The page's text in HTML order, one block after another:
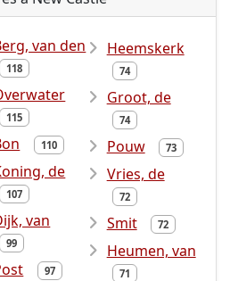
van den
118
115
110
de
107
van
99
97
Heemskerk
74
Groot, de
74
Pouw 73
Vries, de
72
Smit 72
Heumen, van
71